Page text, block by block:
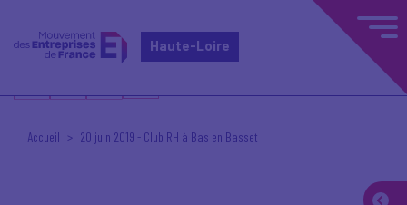
Haute-Loire
Accueil 20 juin 2019 - Club RH à Bas en Basset